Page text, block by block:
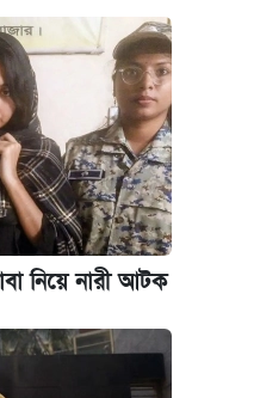
১৮ প্রো ম্যাক্সের
(৪ আগস্ট)
যা জানা গেল
দিল সরকার
জানা গেল যা
নিয়ে নারী আটক